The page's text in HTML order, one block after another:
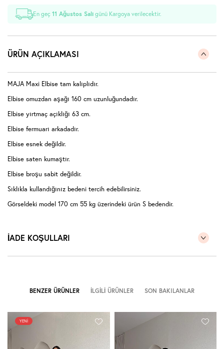
En geç11 Ağustos Salı günü Kargoya verilecektir.
ÜRÜN AÇIKLAMASI
MAJA Maxi Elbise tam kalıplıdır.
Elbise omuzdan aşağı 160 cm uzunluğundadır.
Elbise yırtmaç açıklığı 63 cm.
Elbise fermuarı arkadadır.
Elbise esnek değildir.
Elbise saten kumaştır.
Elbise broşu sabit değildir.
Sıklıkla kullandığınız bedeni tercih edebilirsiniz.
Görseldeki model 170 cm 55 kg üzerindeki ürün S bedendir.
İADE KOŞULLARI
BENZER ÜRÜNLER İLGILI ÜRÜNLER SON BAKILANLAR
YENI